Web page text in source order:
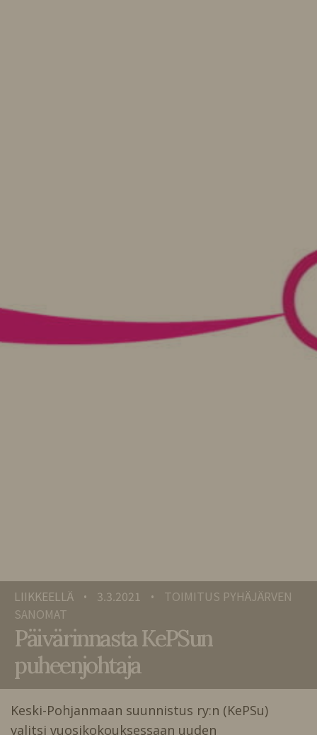
LIIKKEELLÄ • 3.3.2021 •
TOIMITUS PYHÄJÄRVEN
SANOMAT
Päivärinnasta KePSun
puheenjohtaja
Keski-Pohjanmaan suunnistus ry:n (KePSu)
valitsi vuosikokouksessaan uuden